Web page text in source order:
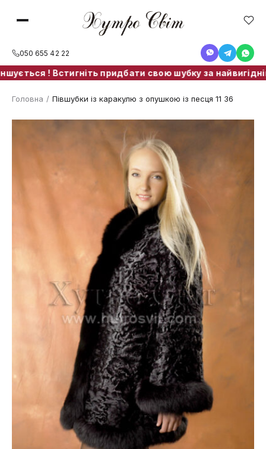
050 655 42 22
! Встигніть придбати свою шубку за найвигіднішою
Головна / Півшубки із каракулю з опушкою із песця 11 36